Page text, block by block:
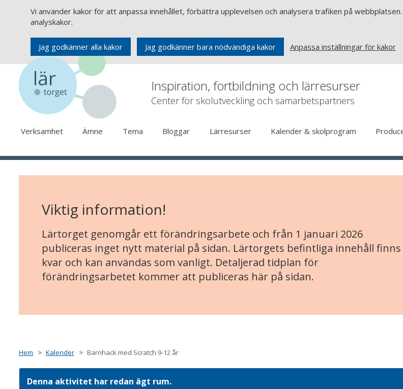
Vi använder kakor för att anpassa innehållet, förbättra upplevelsen och analysera trafiken på
analyskakor.
Jag godkänner alla kakor Jag godkänner bara nödvändiga kakor Anpassa inställningar för kakor
Inspiration, fortbildning och lärresurser
Center för skolutveckling och samarbetspartners
Verksamhet Ämne Tema Bloggar Lärresurser Kalender & skolprogram
Viktig information!
Lärtorget genomgår ett förändringsarbete och från 1 januari 2026
publiceras inget nytt material på sidan. Lärtorgets befintliga innehåll finns
kvar och kan användas som vanligt. Detaljerad tidplan för
förändringsarbetet kommer att publiceras här på sidan.
Hem Kalender Barnhack med Scratch 9-12 år
Denna aktivitet har redan ägt rum.